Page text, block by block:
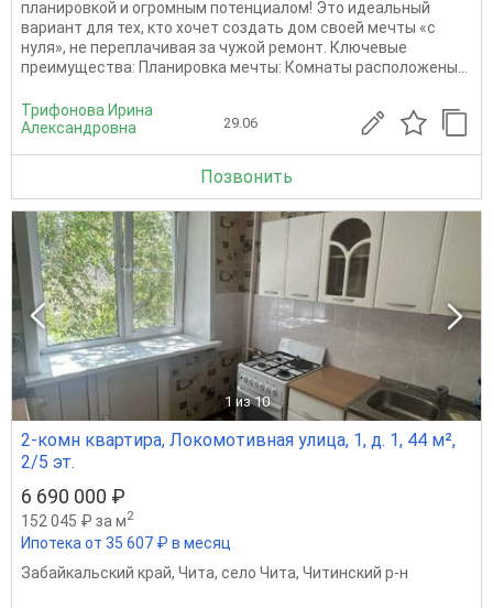
планировкой и огромным потенциалом! Это идеальный
вариант для тех, кто хочет создать дом своей мечты «с
нуля», не переплачивая за чужой ремонт. Ключевые
преимущества: Планировка мечты: Комнаты расположены...
Трифонова Ирина
Александровна
29.06
Позвонить
1 из 10
2-комн квартира, Локомотивная улица, 1, д. 1, 44 м²,
2/5 эт.
6 690 000 ₽
152 045 ₽ за м2
Ипотека от 35 607 ₽ в месяц
Забайкальский край, Чита, село Чита, Читинский р-н